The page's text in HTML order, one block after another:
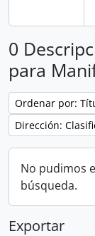
0
para
Ordenar por:
Dirección:
No pudimos
búsqueda.
Exportar